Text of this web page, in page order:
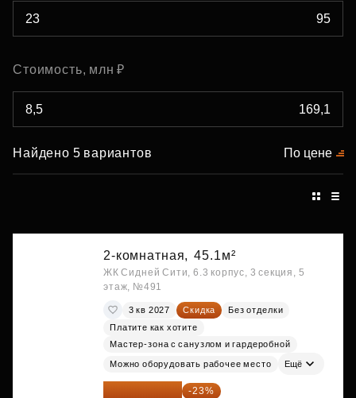
Стоимость, млн ₽
Найдено 5 вариантов По цене
2-комнатная, 45.1м²
ЖК Сидней Сити, 6.3 корпус, 3 секция, 5
этаж, №491
3 кв 2027 Скидка
Без отделки
Платите как хотите
Мастер-зона с санузлом и гардеробной
Можно оборудовать рабочее место Ещё
29 646 440 ₽ -23%